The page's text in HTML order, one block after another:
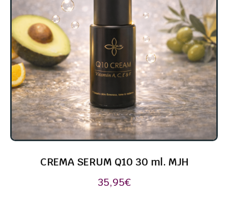
CREMA SERUM Q10 30 ml. MJH
35,95€